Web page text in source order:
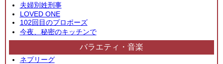
夫婦別姓刑事
LOVED ONE
102回目のプロポーズ
今夜、秘密のキッチンで
バラエティ・音楽
ネプリーグ